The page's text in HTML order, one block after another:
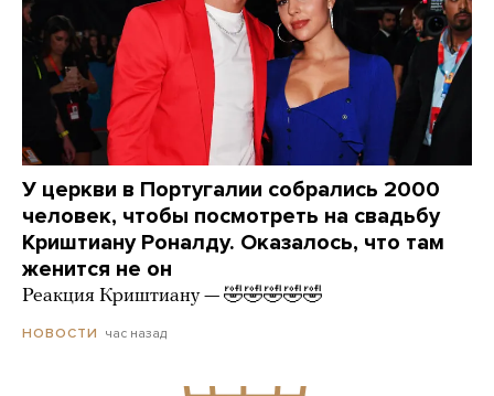
У церкви в Португалии собрались 2000
человек, чтобы посмотреть на свадьбу
Криштиану Роналду. Оказалось, что там
женится не он
Реакция Криштиану — 🤣🤣🤣🤣🤣
НОВОСТИ час назад